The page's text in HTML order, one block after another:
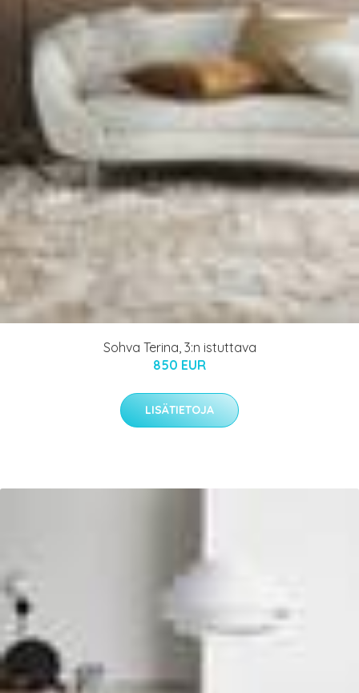
Sohva Terina, 3:n istuttava
850 EUR
LISÄTIETOJA